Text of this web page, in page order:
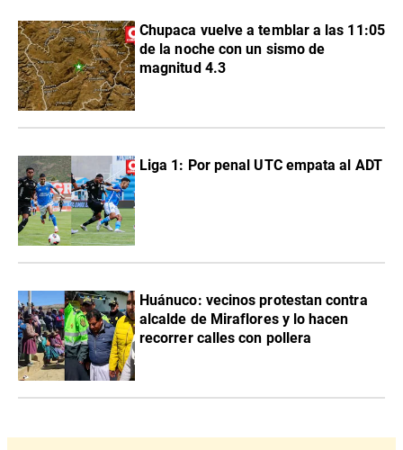
Chupaca vuelve a temblar a las 11:05
de la noche con un sismo de
magnitud 4.3
Liga 1: Por penal UTC empata al ADT
Huánuco: vecinos protestan contra
alcalde de Miraflores y lo hacen
recorrer calles con pollera